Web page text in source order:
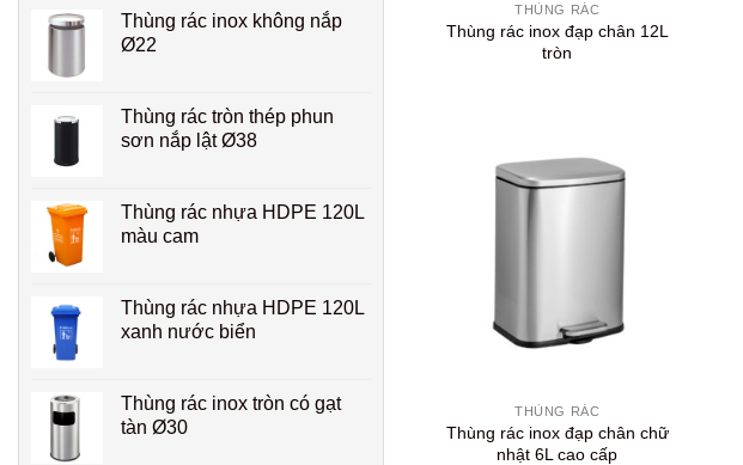
Thùng rác inox không nắp
Ø22
Thùng rác tròn thép phun
sơn nắp lật Ø38
Thùng rác nhựa HDPE 120L
màu cam
Thùng rác nhựa HDPE 120L
xanh nước biển
Thùng rác inox tròn có gạt
tàn Ø30
THÙNG RÁC
Thùng rác inox đạp chân 12L
tròn
THÙNG RÁC
Thùng rác inox đạp chân chữ
nhật 6L cao cấp